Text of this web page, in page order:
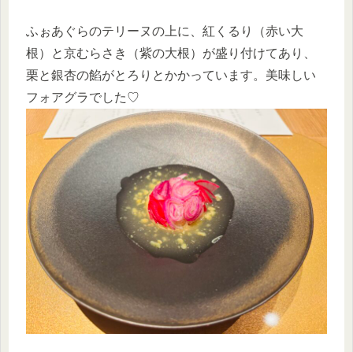
ふぉあぐらのテリーヌの上に、紅くるり（赤い大
根）と京むらさき（紫の大根）が盛り付けてあり、
栗と銀杏の餡がとろりとかかっています。美味しい
フォアグラでした♡